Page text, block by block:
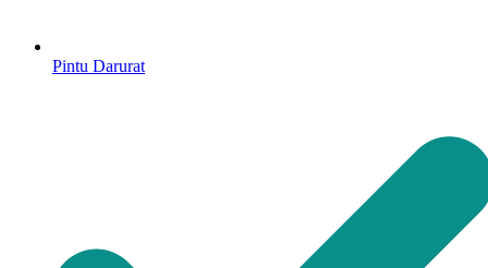
Pintu Darurat